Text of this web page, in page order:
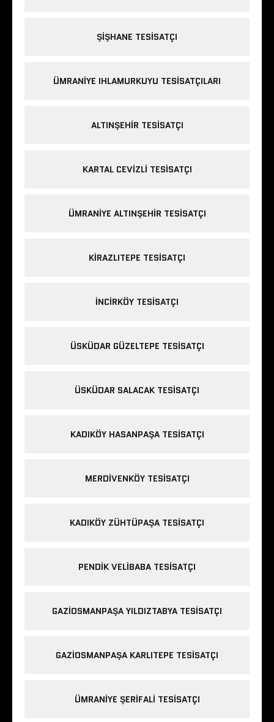
ŞIŞHANE TESISATÇI
ÜMRANIYE IHLAMURKUYU TESISATÇILARI
ALTINŞEHIR TESISATÇI
KARTAL CEVIZLI TESISATÇI
ÜMRANIYE ALTINŞEHIR TESISATÇI
KIRAZLITEPE TESISATÇI
INCIRKÖY TESISATÇI
ÜSKÜDAR GÜZELTEPE TESISATÇI
ÜSKÜDAR SALACAK TESISATÇI
KADIKÖY HASANPAŞA TESISATÇI
MERDIVENKÖY TESISATÇI
KADIKÖY ZÜHTÜPAŞA TESISATÇI
PENDIK VELIBABA TESISATÇI
GAZIOSMANPAŞA YILDIZTABYA TESISATÇI
GAZIOSMANPAŞA KARLITEPE TESISATÇI
ÜMRANIYE ŞERIFALI TESISATÇI